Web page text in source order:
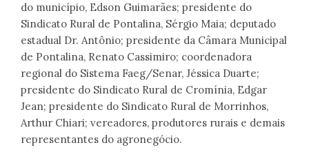
do município, Edson Guimarães; presidente do
Sindicato Rural de Pontalina, Sérgio Maia; deputado
estadual Dr. Antônio; presidente da Câmara Municipal
de Pontalina, Renato Cassimiro; coordenadora
regional do Sistema Faeg/Senar, Jéssica Duarte;
presidente do Sindicato Rural de Cromínia, Edgar
Jean; presidente do Sindicato Rural de Morrinhos,
Arthur Chiari; vereadores, produtores rurais e demais
representantes do agronegócio.